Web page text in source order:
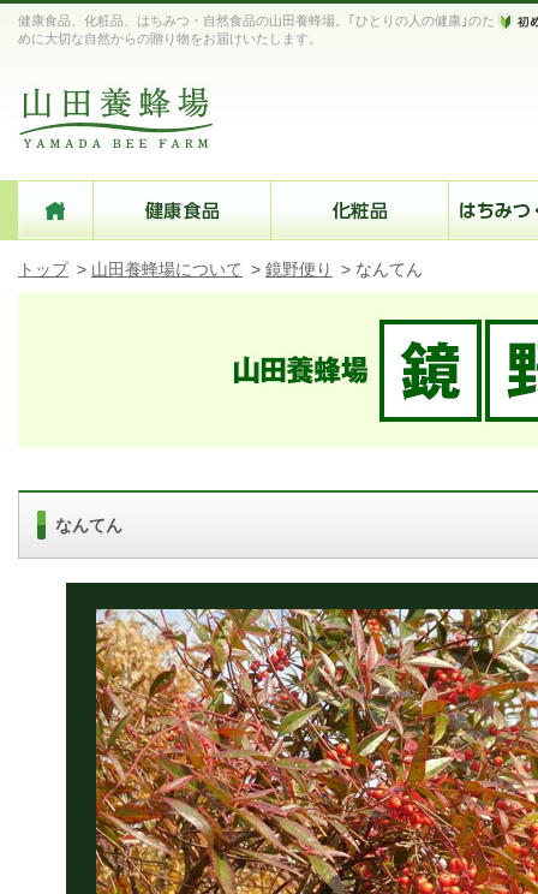
健康食品、化粧品、はちみつ・自然食品の山田養蜂場。｢ひとりの人の健康｣のた
めに大切な自然からの贈り物をお届けいたします。
トップ > 山田養蜂場について > 鏡野便り > なんてん
なんてん